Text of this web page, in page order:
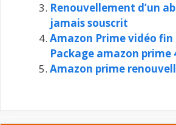
Renouvellement d’un
jamais souscrit
Amazon Prime vidéo fin
Package amazon prime
Amazon prime